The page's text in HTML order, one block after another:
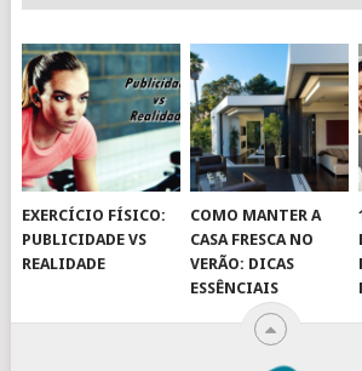
EXERCÍCIO FÍSICO:
PUBLICIDADE VS
REALIDADE
COMO MANTER A
CASA FRESCA NO
VERÃO: DICAS
ESSÊNCIAIS